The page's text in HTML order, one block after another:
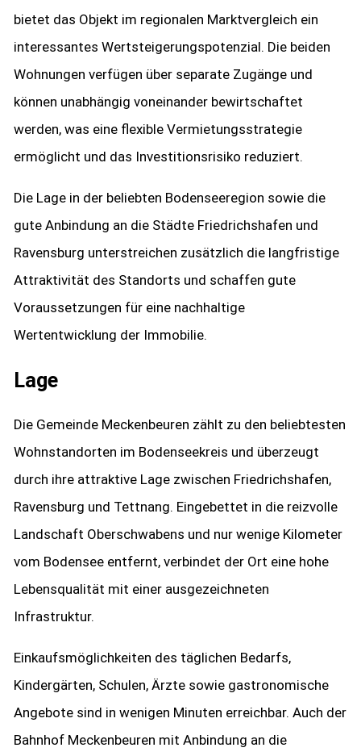
bietet das Objekt im regionalen Marktvergleich ein
interessantes Wertsteigerungspotenzial. Die beiden
Wohnungen verfügen über separate Zugänge und
können unabhängig voneinander bewirtschaftet
werden, was eine flexible Vermietungsstrategie
ermöglicht und das Investitionsrisiko reduziert.
Die Lage in der beliebten Bodenseeregion sowie die
gute Anbindung an die Städte Friedrichshafen und
Ravensburg unterstreichen zusätzlich die langfristige
Attraktivität des Standorts und schaffen gute
Voraussetzungen für eine nachhaltige
Wertentwicklung der Immobilie.
Lage
Die Gemeinde Meckenbeuren zählt zu den beliebtesten
Wohnstandorten im Bodenseekreis und überzeugt
durch ihre attraktive Lage zwischen Friedrichshafen,
Ravensburg und Tettnang. Eingebettet in die reizvolle
Landschaft Oberschwabens und nur wenige Kilometer
vom Bodensee entfernt, verbindet der Ort eine hohe
Lebensqualität mit einer ausgezeichneten
Infrastruktur.
Einkaufsmöglichkeiten des täglichen Bedarfs,
Kindergärten, Schulen, Ärzte sowie gastronomische
Angebote sind in wenigen Minuten erreichbar. Auch der
Bahnhof Meckenbeuren mit Anbindung an die